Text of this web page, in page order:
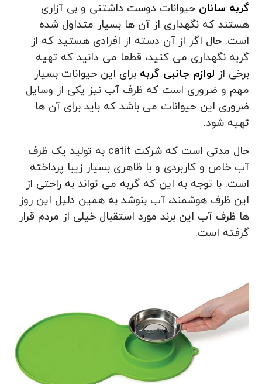
گربه سانان حیوانات دوست داشتنی و بی آزاری
هستند که نگهداری از آن ها بسیار متداول شده
است. حال اگر از آن دسته از افرادی هستید که از
گربه نگهداری می کنید، قطعا می دانید که تهیه
برخی از لوازم جانبی گربه برای این حیوانات بسیار
مهم و ضروری است که ظرف آب نیز یکی از وسایل
ضروری این حیوانات می باشد که باید برای آن ها
تهیه شود.
حال مدتی است که شرکت catit به تولید یک ظرف
آب خاص و کاربردی و با ظاهری بسیار زیبا پرداخته
است. با توجه به این که گربه می تواند به راحتی از
این ظرف هوشمند، آب بنوشد به همین دلیل این روز
ها ظرف آب این برند مورد استقبال خیلی از مردم قرار
گرفته است.